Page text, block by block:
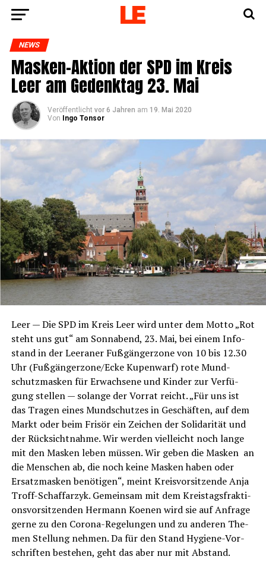
NEWS
Mas­ken-Akti­on der SPD im Kreis
Leer am Gedenk­tag 23. Mai
Veröffentlicht vor 6 Jahren am 19. Mai 2020
Von
Ingo Tonsor
Leer — Die SPD im Kreis Leer wird unter dem Mot­to „Rot
steht uns gut“ am Sonn­abend, 23. Mai, bei einem Info­
stand in der Leera­ner Fuß­gän­ger­zo­ne von 10 bis 12.30
Uhr (Fußgängerzone/Ecke Kupen­warf) rote Mund­
schutz­mas­ken für Erwach­se­ne und Kin­der zur Ver­fü­
gung stel­len — solan­ge der Vor­rat reicht. „Für uns ist
das Tra­gen eines Mund­schut­zes in Geschäf­ten, auf dem
Markt oder beim Fri­sör ein Zei­chen der Soli­da­ri­tät und
der Rück­sicht­nah­me. Wir wer­den viel­leicht noch lan­ge
mit den Mas­ken leben müs­sen. Wir geben die Mas­ken an
die Men­schen ab, die noch kei­ne Mas­ken haben oder
Ersatz­mas­ken benö­ti­gen“, meint Kreis­vor­sit­zen­de Anja
Troff-Schaffar­zyk. Gemein­sam mit dem Kreis­tags­frak­ti­
ons­vor­sit­zen­den Her­mann Koe­nen wird sie auf Anfra­ge
ger­ne zu den Coro­na-Rege­lun­gen und zu ande­ren The­
men Stel­lung neh­men. Da für den Stand Hygie­ne-Vor­
schrif­ten bestehen, geht das aber nur mit Abstand.